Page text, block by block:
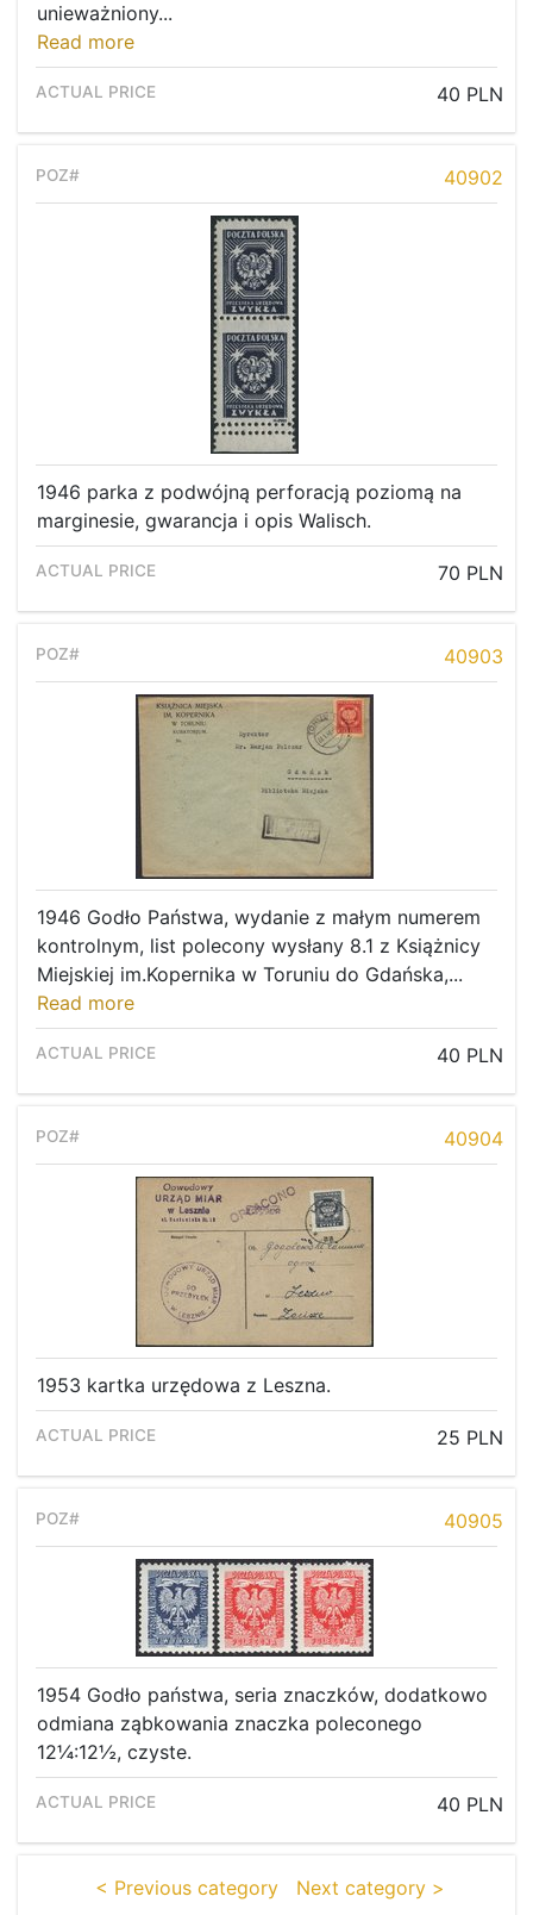
unieważniony...
Read more
40 PLN
40902
1946 parka z podwójną perforacją poziomą na
marginesie, gwarancja i opis Walisch.
70 PLN
40903
1946 Godło Państwa, wydanie z małym numerem
kontrolnym, list polecony wysłany 8.1 z Książnicy
Miejskiej im.Kopernika w Toruniu do Gdańska,...
Read more
40 PLN
40904
1953 kartka urzędowa z Leszna.
25 PLN
40905
1954 Godło państwa, seria znaczków, dodatkowo
odmiana ząbkowania znaczka poleconego
12¼:12½, czyste.
40 PLN
< Previous category Next category >